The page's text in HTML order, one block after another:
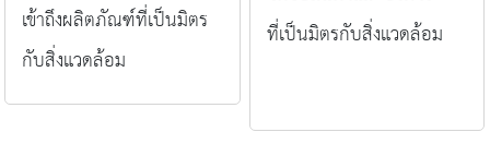
เข้าถึงผลิตภัณฑ์ที่เป็นมิตร
กับสิ่งแวดล้อม
ที่เป็นมิตรกับสิ่งแวดล้อม